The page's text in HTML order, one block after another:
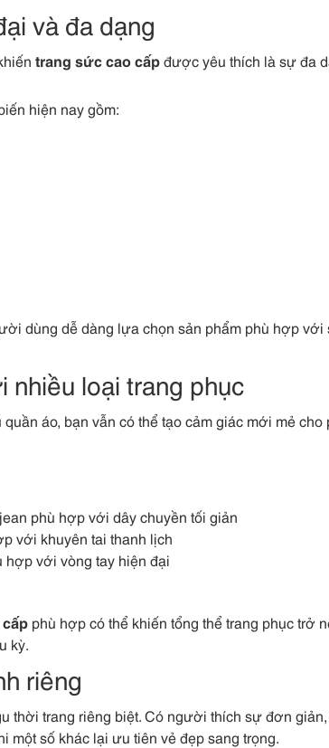
và đa dạng
trang sức cao cấpđược yêu thích là sự đa
hiện nay gồm:
dùng dễ dàng lựa chọn sản phẩm phù hợp với
nhiều loại trang phục
áo, bạn vẫn có thể tạo cảm giác mới mẻ
phù hợp với dây chuyền tối giản
với khuyên tai thanh lịch
với vòng tay hiện đại
phù hợp có thể khiến tổng thể trang phục trở
kỳ.
riêng
thời trang riêng biệt. Có người thích sự đơn
một số khác lại ưu tiên vẻ đẹp sang trọng.